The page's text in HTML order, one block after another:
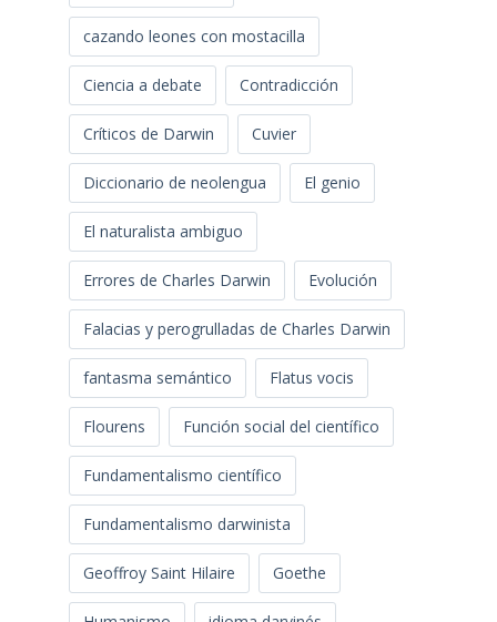
cazando leones con mostacilla
Ciencia a debate Contradicción
Críticos de Darwin Cuvier
Diccionario de neolengua El genio
El naturalista ambiguo
Errores de Charles Darwin Evolución
Falacias y perogrulladas de Charles Darwin
fantasma semántico Flatus vocis
Flourens Función social del científico
Fundamentalismo científico
Fundamentalismo darwinista
Geoffroy Saint Hilaire Goethe